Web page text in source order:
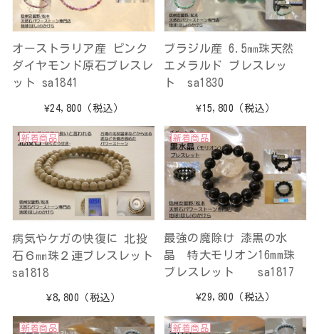
オーストラリア産 ピンク
ダイヤモンド原石ブレスレ
ット sa1841
¥24,800 （税込）
ブラジル産 6.5㎜珠天然
エメラルド ブレスレッ
ト sa1830
¥15,800 （税込）
新着商品
病気やケガの快復に 北投
石６㎜珠２連ブレスレット
sa1818
¥8,800 （税込）
新着商品
最強の魔除け 漆黒の水
晶 特大モリオン16mm珠
ブレスレット sa1817
¥29,800 （税込）
新着商品 新着商品